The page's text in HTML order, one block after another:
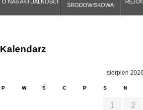
O NAS AKTUALNOŚCI
ŚRODOWISKOWA
Kalendarz
sierpień 2026
P W Ś C P S N
1 2